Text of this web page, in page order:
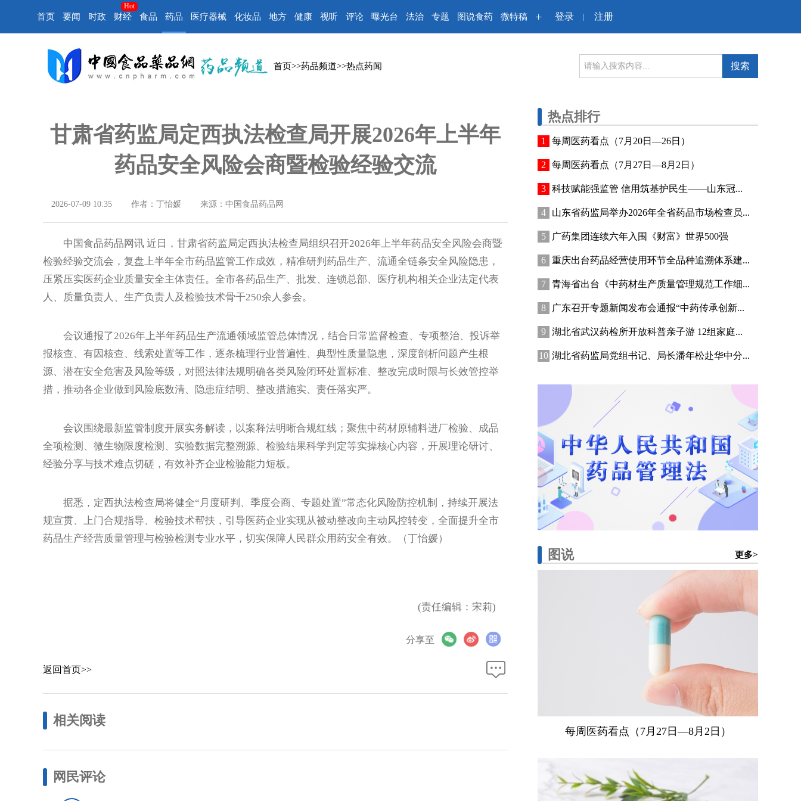
首页 要闻 时政 财经
Hot
食品 药品 医疗器械 化妆品 地方 健康 视听 评论 曝光台 法治 专题 图说食药 微特稿 + 登录 | 注册
首页>>药品频道>>热点药闻 搜索
甘肃省药监局定西执法检查局开展2026年上半年
药品安全风险会商暨检验经验交流
2026-07-09 10:35 作者：丁怡媛 来源：中国食品药品网
中国食品药品网讯 近日，甘肃省药监局定西执法检查局组织召开2026年上半年药品安全风险会商暨
检验经验交流会，复盘上半年全市药品监管工作成效，精准研判药品生产、流通全链条安全风险隐患，
压紧压实医药企业质量安全主体责任。全市各药品生产、批发、连锁总部、医疗机构相关企业法定代表
人、质量负责人、生产负责人及检验技术骨干250余人参会。
会议通报了2026年上半年药品生产流通领域监管总体情况，结合日常监督检查、专项整治、投诉举
报核查、有因核查、线索处置等工作，逐条梳理行业普遍性、典型性质量隐患，深度剖析问题产生根
源、潜在安全危害及风险等级，对照法律法规明确各类风险闭环处置标准、整改完成时限与长效管控举
措，推动各企业做到风险底数清、隐患症结明、整改措施实、责任落实严。
会议围绕最新监管制度开展实务解读，以案释法明晰合规红线；聚焦中药材原辅料进厂检验、成品
全项检测、微生物限度检测、实验数据完整溯源、检验结果科学判定等实操核心内容，开展理论研讨、
经验分享与技术难点切磋，有效补齐企业检验能力短板。
据悉，定西执法检查局将健全“月度研判、季度会商、专题处置”常态化风险防控机制，持续开展法
规宣贯、上门合规指导、检验技术帮扶，引导医药企业实现从被动整改向主动风控转变，全面提升全市
药品生产经营质量管理与检验检测专业水平，切实保障人民群众用药安全有效。（丁怡媛）
(责任编辑：宋莉)
分享至
返回首页>>
相关阅读
网民评论
热点排行
每周医药看点（7月20日—26日）
每周医药看点（7月27日—8月2日）
科技赋能强监管 信用筑基护民生——山东冠...
山东省药监局举办2026年全省药品市场检查员...
广药集团连续六年入围《财富》世界500强
重庆出台药品经营使用环节全品种追溯体系建...
青海省出台《中药材生产质量管理规范工作细...
广东召开专题新闻发布会通报“中药传承创新...
湖北省武汉药检所开放科普亲子游 12组家庭...
湖北省药监局党组书记、局长潘年松赴华中分...
图说 更多>
每周医药看点（7月27日—8月2日）